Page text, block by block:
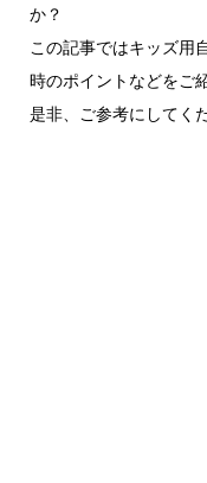
か？
この記事ではキッズ用
時のポイントなどをご
是非、ご参考にしてく